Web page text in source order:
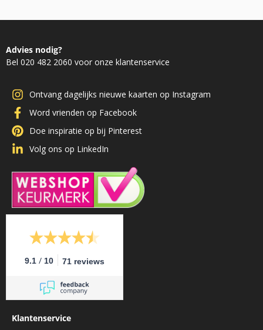
Advies nodig?
Bel 020 482 2060 voor onze klantenservice
Ontvang dagelijks nieuwe kaarten op Instagram
Word vrienden op Facebook
Doe inspiratie op bij Pinterest
Volg ons op LinkedIn
9.1 / 10 71 reviews
Klantenservice